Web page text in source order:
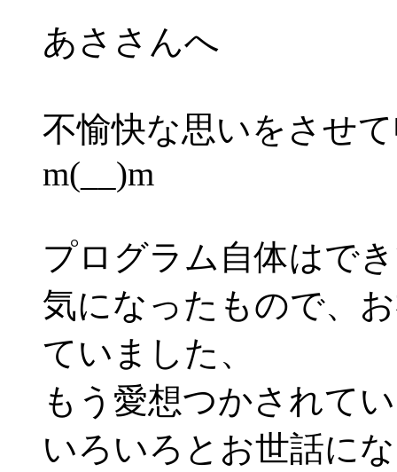
あささんへ
不愉快な思いをさせ
m(__)m
プログラム自体はで
気になったもので、
ていました、
もう愛想つかされて
いろいろとお世話に